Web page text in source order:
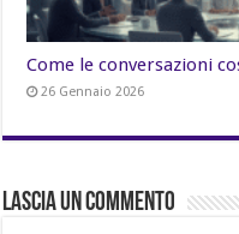
Come le conversazioni
26 Gennaio 2026
Lascia un commento